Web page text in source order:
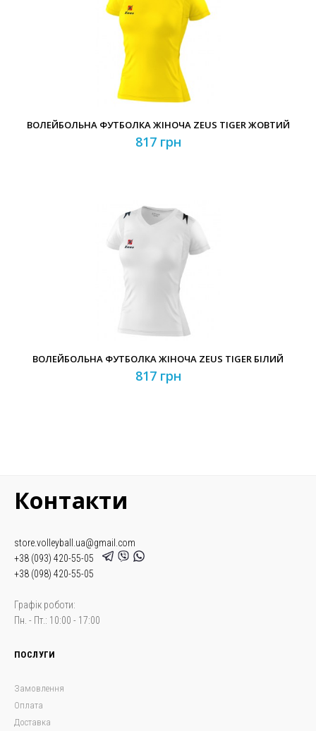
ВОЛЕЙБОЛЬНА ФУТБОЛКА ЖІНОЧА ZEUS TIGER ЖОВТИЙ
817 грн
ВОЛЕЙБОЛЬНА ФУТБОЛКА ЖІНОЧА ZEUS TIGER БІЛИЙ
817 грн
Контакти
store.volleyball.ua@gmail.com
+38 (093) 420-55-05
+38 (098) 420-55-05
Графік роботи:
Пн. - Пт.: 10:00 - 17:00
ПОСЛУГИ
Замовлення
Оплата
Доставка